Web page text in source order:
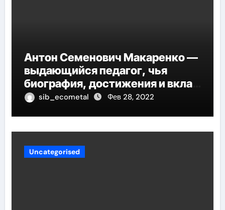
Антон Семенович Макаренко —
выдающийся педагог, чья
биография, достижения и вклад
в педагогику оказывают
sib_ecometal Фев 28, 2022
Uncategorised